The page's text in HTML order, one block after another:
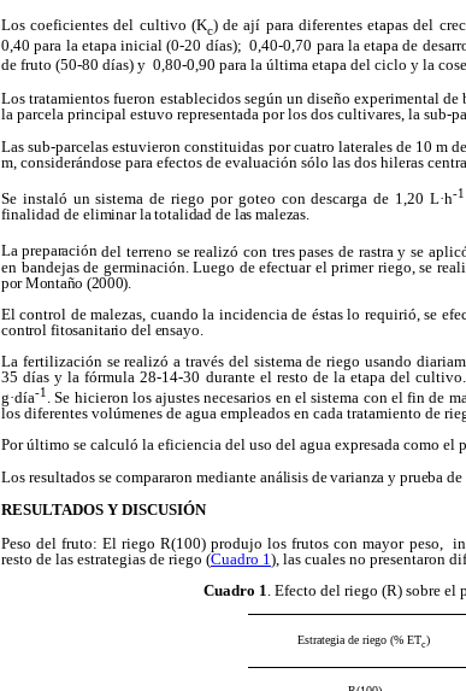
Los coeficientes del cultivo (Kc) de ají para diferentes etapas del
0,40 para la etapa inicial (0-20 días); 0,40-0,70 para la etapa de
de fruto (50-80 días) y 0,80-0,90 para la última etapa del ciclo y la
Los tratamientos fueron establecidos según un diseño experimental
la parcela principal estuvo representada por los dos cultivares, la sub-
Las sub-parcelas estuvieron constituidas por cuatro laterales de 10 m
m, considerándose para efectos de evaluación sólo las dos hileras
Se instaló un sistema de riego por goteo con descarga de 1,20 L·h-1
finalidad de eliminar la totalidad de las malezas.
La preparacióndel terreno se realizó con tres pases de rastra y se
en bandejas de germinación. Luego de efectuar el primer riego, se
por Montaño (2000).
El control de malezas, cuando la incidencia de éstas lo requirió, se
control fitosanitario del ensayo.
La fertilización se realizó a través del sistema de riego usando
35 días y la fórmula 28-14-30 durante el resto de la etapa del
g·día-1 . Se hicieron los ajustes necesarios en el sistema con el fin de
los diferentes volúmenes de agua empleados en cada tratamiento de
Por último se calculó la eficiencia del uso del agua expresada como
Los resultados se compararon mediante análisis de varianza y prueba
RESULTADOS Y DISCUSIÓN
Peso del fruto:El riego R(100) produjo los frutos con mayor peso,
resto de las estrategias de riego (Cuadro 1), las cuales no presentaron
Cuadro 1. Efecto del riego (R) sobre
Estrategia de riego (% ETc)